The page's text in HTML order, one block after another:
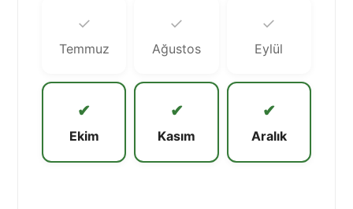
✓
Temmuz
✓
Ağustos
✓
Eylül
✔
Ekim
✔
Kasım
✔
Aralık